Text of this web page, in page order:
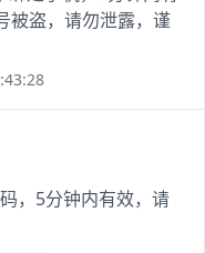
被盗，请勿泄露，谨
，5分钟内有效，请